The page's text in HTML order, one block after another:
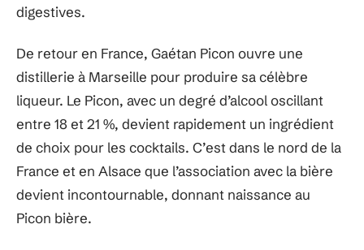
digestives.
De retour en France, Gaétan Picon ouvre une
distillerie à Marseille pour produire sa célèbre
liqueur. Le Picon, avec un degré d’alcool oscillant
entre 18 et 21 %, devient rapidement un ingrédient
de choix pour les cocktails. C’est dans le nord de la
France et en Alsace que l’association avec la bière
devient incontournable, donnant naissance au
Picon bière.